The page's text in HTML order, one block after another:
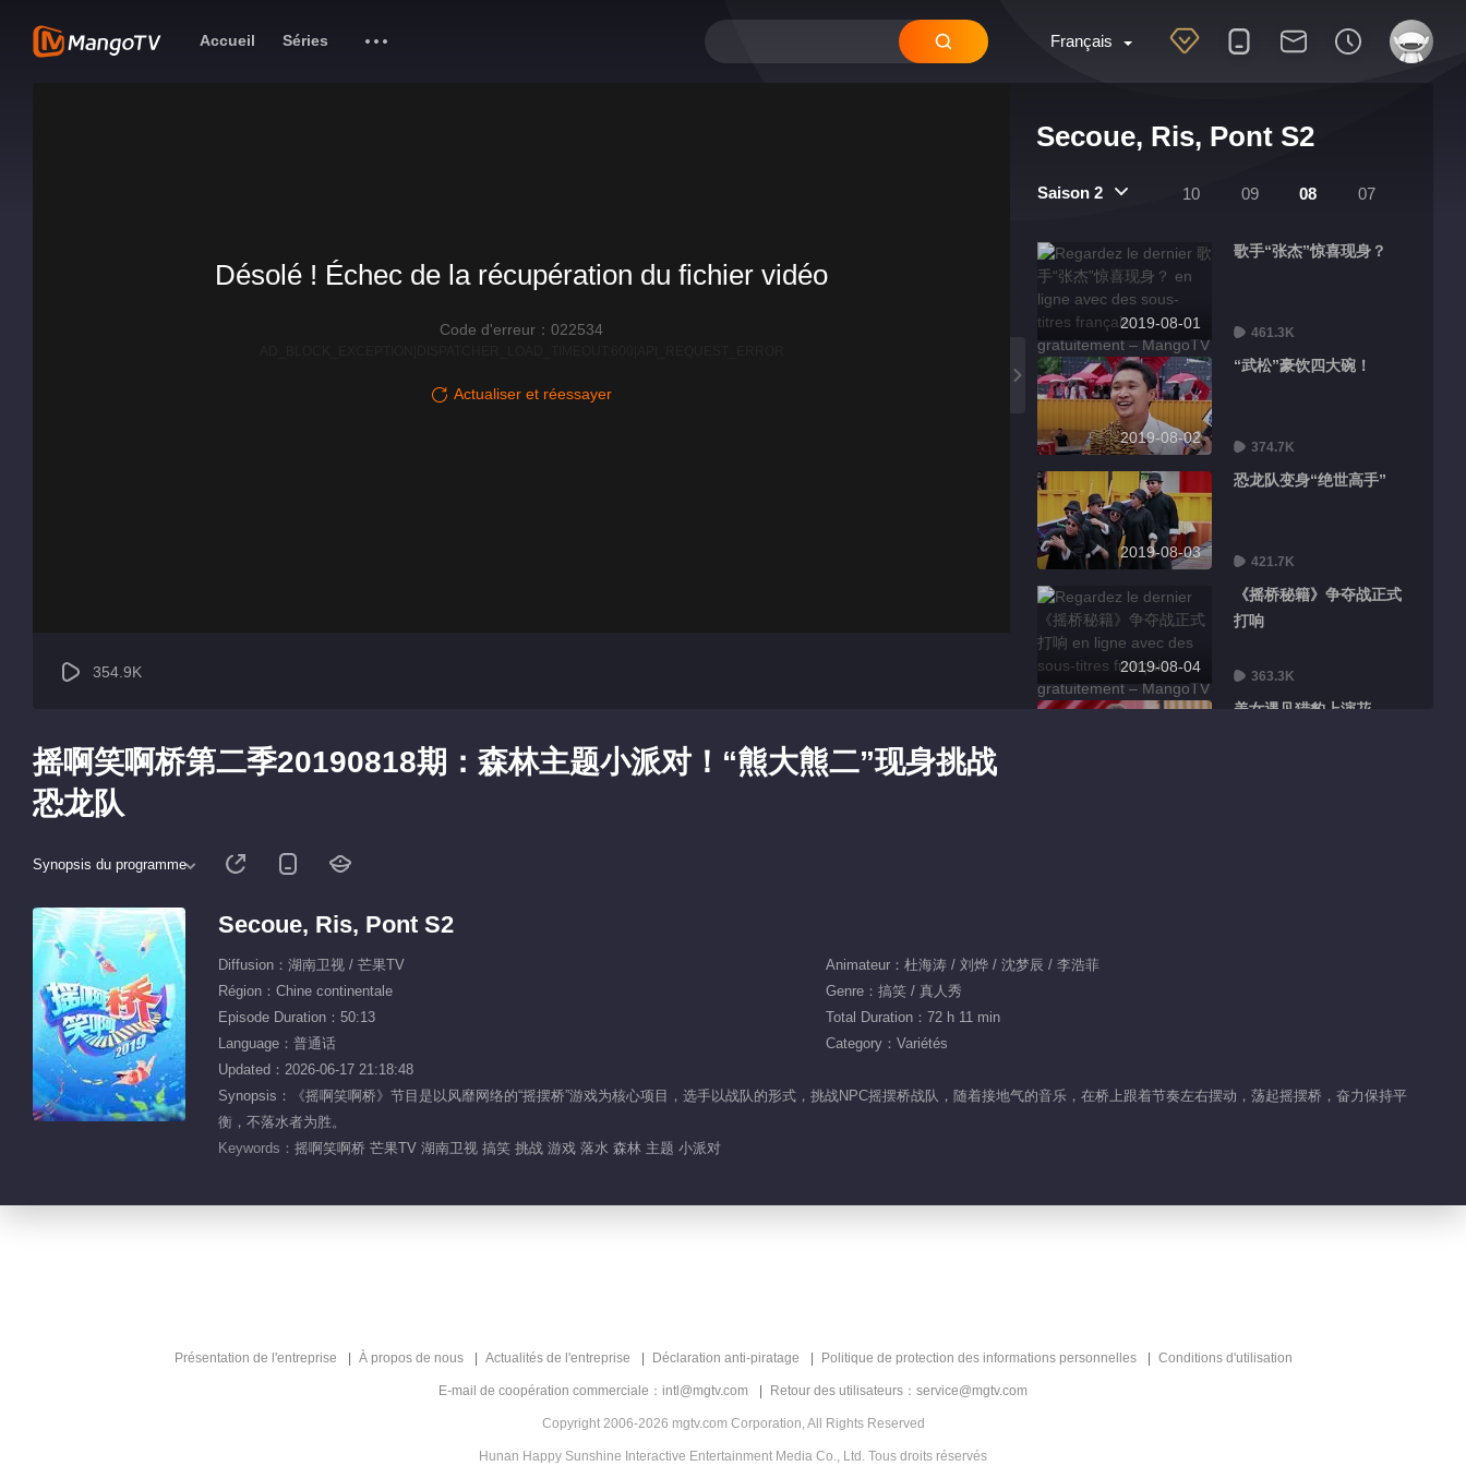
Français
Accueil Séries
Secoue, Ris, Pont S2
Saison 2 10 09 08 07
2019-08-01
歌手“张杰”惊喜现身？
461.3K
2019-08-02
“武松”豪饮四大碗！
374.7K
2019-08-03
恐龙队变身“绝世高手”
421.7K
2019-08-04
《摇桥秘籍》争夺战正式
打响
363.3K
美女遇见猎豹上演花
2019-08-10
404.7K
Désolé ! Échec de la récupération du fichier vidéo
Code d'erreur：022534
Actualiser et réessayer
354.9K
摇啊笑啊桥第二季20190818期：森林主题小派对！“熊大熊二”现身挑战
恐龙队
Synopsis du programme
Secoue, Ris, Pont S2
Diffusion：湖南卫视 / 芒果TV
Animateur：杜海涛 / 刘烨 / 沈梦辰 / 李浩菲
Région：Chine continentale
Genre：搞笑 / 真人秀
Episode Duration：50:13
Total Duration：72 h 11 min
Language：普通话
Category：Variétés
Updated：2026-06-17 21:18:48
Synopsis：《摇啊笑啊桥》节目是以风靡网络的“摇摆桥”游戏为核心项目，选手以战队的形式，挑战NPC摇摆桥战队，随着接地气的音乐，在桥上跟着节奏左右摆动，荡起摇摆桥，奋力保持平
衡，不落水者为胜。
Keywords： 摇啊笑啊桥 芒果TV 湖南卫视 搞笑 挑战 游戏 落水 森林 主题 小派对
Présentation de l'entreprise À propos de nous Actualités de l'entreprise Déclaration anti-piratage Politique de protection des informations personnelles Conditions d'utilisation
E-mail de coopération commerciale：intl@mgtv.com Retour des utilisateurs：service@mgtv.com
Copyright 2006-2026 mgtv.com Corporation, All Rights Reserved
Hunan Happy Sunshine Interactive Entertainment Media Co., Ltd. Tous droits réservés